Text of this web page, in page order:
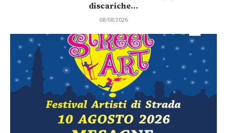
discariche...
08/08/2026